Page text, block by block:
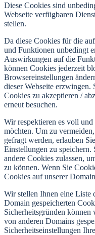
Diese Cookies sind
Webseite verfügbaren
stellen.
Da diese Cookies für die
und Funktionen unbedingt
Auswirkungen auf die
können Cookies jederzeit
Browsereinstellungen
dieser Webseite
Cookies zu akzeptieren /
erneut besuchen.
Wir respektieren es voll
möchten. Um zu
gefragt werden, erlauben
Einstellungen zu speichern.
andere Cookies zulassen,
zu können. Wenn Sie
Cookies auf unserer
Wir stellen Ihnen eine Liste
Domain gespeicherten
Sicherheitsgründen
von anderen Domains
Sicherheitseinstellungen